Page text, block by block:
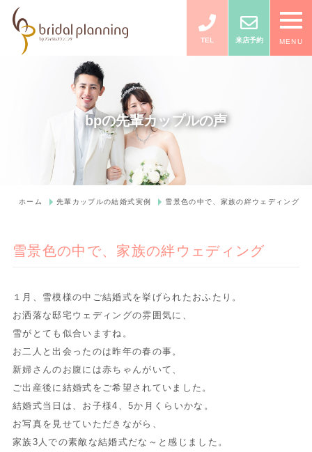
TEL 来店予約 MENU
bpの先輩カップルの声
ホーム 先輩カップルの結婚式実例 雪景色の中で、家族の絆ウェディング
雪景色の中で、家族の絆ウェディング
１月、雪模様の中ご結婚式を挙げられたおふたり。
お洒落な邸宅ウェディングの雰囲気に、
雪がとても似合いますね。
お二人と出会ったのは昨年の春の事。
新婦さんのお腹には赤ちゃんがいて、
ご出産後に結婚式をご希望されていました。
結婚式当日は、お子様4、5か月くらいかな。
お写真を見せていただきながら、
家族3人での素敵な結婚式だな～と感じました。